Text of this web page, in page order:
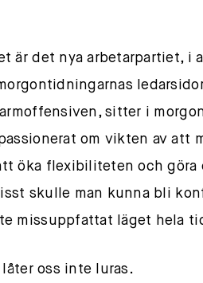
är det nya arbetarpartiet, i
sitter i
om vikten av att
öka flexibiliteten och göra
skulle man kunna bli
missuppfattat läget hela
oss inte luras.